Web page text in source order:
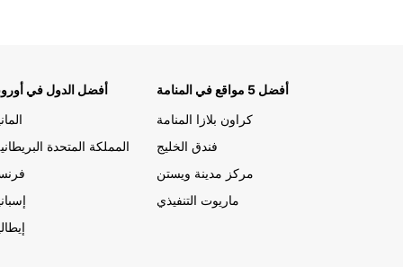
أفضل الدول في
المملكة المتحدة
أفضل 5 مواقع في المنامة
كراون بلازا المنامة
فندق الخليج
مركز مدينة ويستن
ماريوت التنفيذي